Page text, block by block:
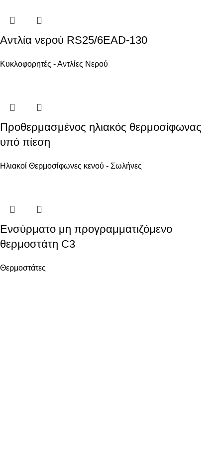
Αντλία νερού RS25/6EAD-130
Κυκλοφορητές - Αντλίες Νερού
Προθερμασμένος ηλιακός θερμοσίφωνας
υπό πίεση
Ηλιακοί Θερμοσίφωνες κενού - Σωλήνες
Ενσύρματο μη προγραμματιζόμενο
θερμοστάτη C3
Θερμοστάτες